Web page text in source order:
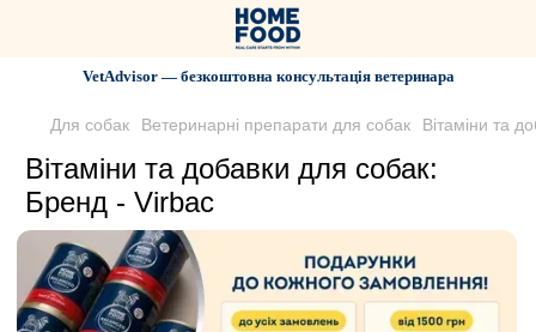
VetAdvisor — безкоштовна консультація ветеринара
Для собак Ветеринарні препарати для собак Вітаміни та
Вітаміни та добавки для собак:
Бренд - Virbac